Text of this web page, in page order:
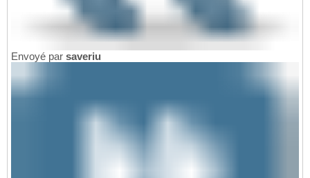
Envoyé par saveriu